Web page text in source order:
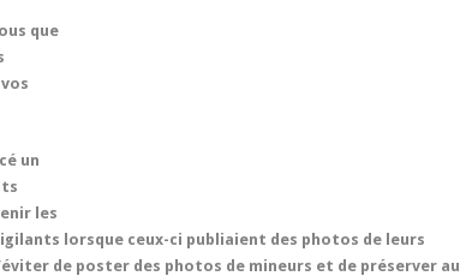
que
un
les
lorsque ceux-ci publiaient des photos de leurs
de poster des photos de mineurs et de préserver au